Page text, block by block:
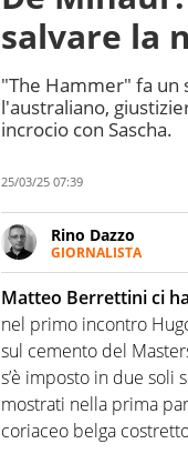
salvare la
"The Hammer" fa un
l'australiano,
incrocio con Sascha.
25/03/25 07:39
Rino Dazzo
GIORNALISTA
Se mai ci fosse
farebbe parte.
curve
Matteo Berrettini ci
nel primo incontro
sul cemento del
s’è imposto in due soli
mostrati nella prima
coriaceo belga